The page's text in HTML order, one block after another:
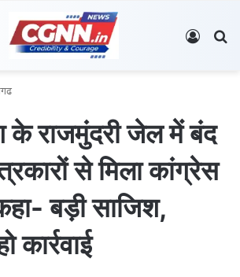
Log In
राजमुंदरी जेल में बंद
से मिला कांग्रेस
बड़ी साजिश,
कार्रवाई